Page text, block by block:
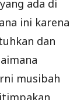
ada di
ini karena
dan
musibah